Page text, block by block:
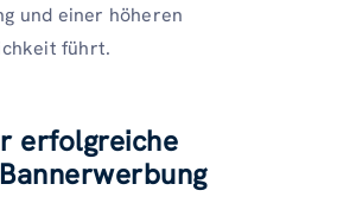
und einer höheren
führt.
erfolgreiche